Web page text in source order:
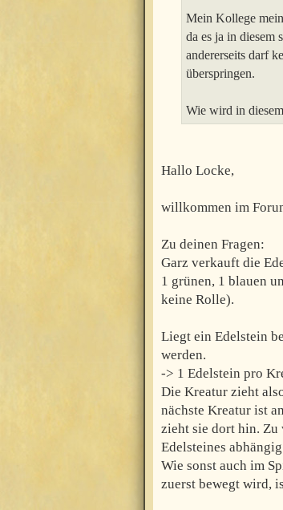
Mein Kollege
da es ja in diesem
andererseits darf
überspringen.
Wie wird in
Hallo Locke,
willkommen im
Zu deinen Fragen:
Garz verkauft die
1 grünen, 1 blauen
keine Rolle).
Liegt ein Edelstein
werden.
-> 1 Edelstein pro
Die Kreatur zieht
nächste Kreatur ist
zieht sie dort hin. Zu
Edelsteines
Wie sonst auch im
zuerst bewegt wird,